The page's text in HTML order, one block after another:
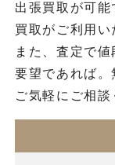
出張買取が可
買取がご利用い
また、査定で
要望であれば。
ご気軽にご相談